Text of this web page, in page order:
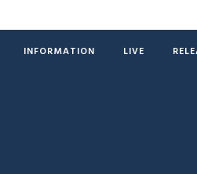
INFORMATION LIVE